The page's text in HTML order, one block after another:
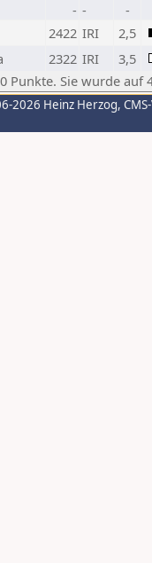
- -
-
2422 IRI
2,5
2322 IRI
3,5
Punkte. Sie wurde auf
2026 Heinz Herzog,